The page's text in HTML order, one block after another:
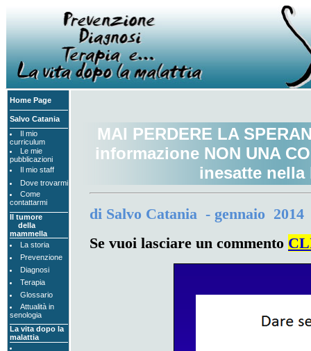
Home Page
Salvo Catania
Il mio
curriculum
Le mie
pubblicazioni
Il mio staff
Dove trovarmi
Come
contattarmi
Il tumore
della
mammella
La storia
Prevenzione
Diagnosi
Terapia
Glossario
Attualità in
senologia
La vita dopo la
malattia
MAI PERDERE LA
informazione NON UNA
inesatte
di Salvo Catania - gennaio 2014
Se vuoi lasciare un commento